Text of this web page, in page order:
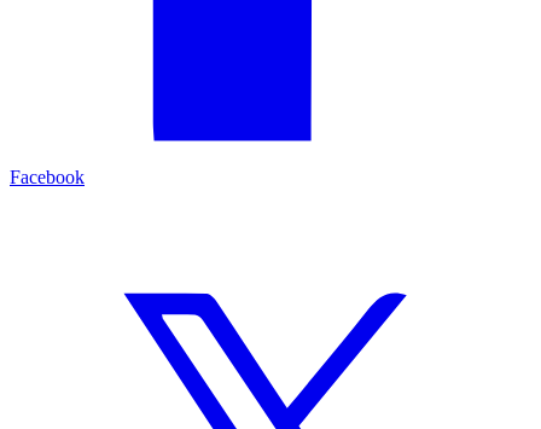
Facebook